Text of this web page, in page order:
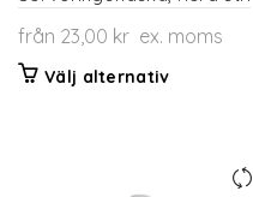
från 23,00 kr ex. moms
Välj alternativDen